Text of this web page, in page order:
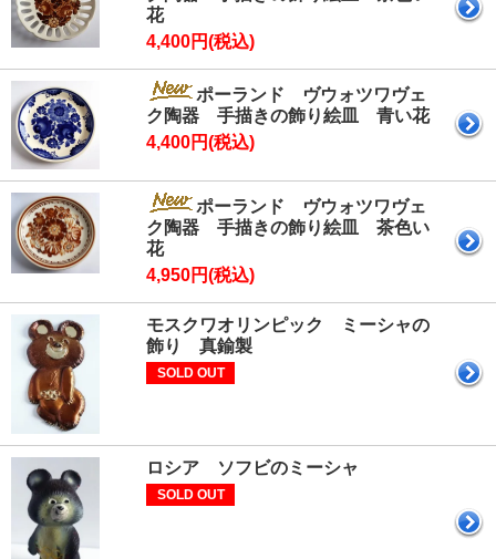
花
4,400円(税込)
ポーランド ヴウォツワヴェ
ク陶器 手描きの飾り絵皿 青い花
4,400円(税込)
ポーランド ヴウォツワヴェ
ク陶器 手描きの飾り絵皿 茶色い
花
4,950円(税込)
モスクワオリンピック ミーシャの
飾り 真鍮製
SOLD OUT
ロシア ソフビのミーシャ
SOLD OUT